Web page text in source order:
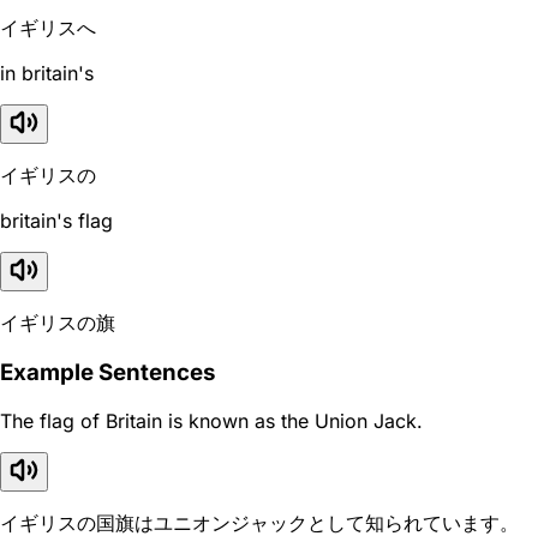
イギリスへ
in britain's
イギリスの
britain's flag
イギリスの旗
Example Sentences
The flag of Britain is known as the Union Jack.
イギリスの国旗はユニオンジャックとして知られています。